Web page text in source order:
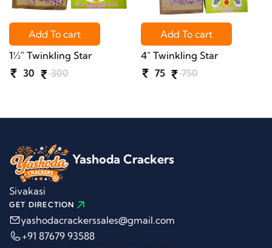
Add To cart
1½" Twinkling Star
30
300
Add To cart
4" Twinkling Star
75
750
Yashoda Crackers
Sivakasi
GET DIRECTION
yashodacrackerssales@gmail.com
+91 87679 93588